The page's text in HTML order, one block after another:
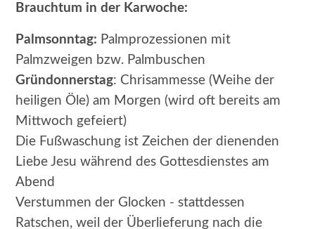
Brauchtum in der Karwoche:
Palmsonntag: Palmprozessionen mit
Palmzweigen bzw. Palmbuschen
Gründonnerstag: Chrisammesse (Weihe der
heiligen Öle) am Morgen (wird oft bereits am
Mittwoch gefeiert)
Die Fußwaschung ist Zeichen der dienenden
Liebe Jesu während des Gottesdienstes am
Abend
Verstummen der Glocken - stattdessen
Ratschen, weil der Überlieferung nach die